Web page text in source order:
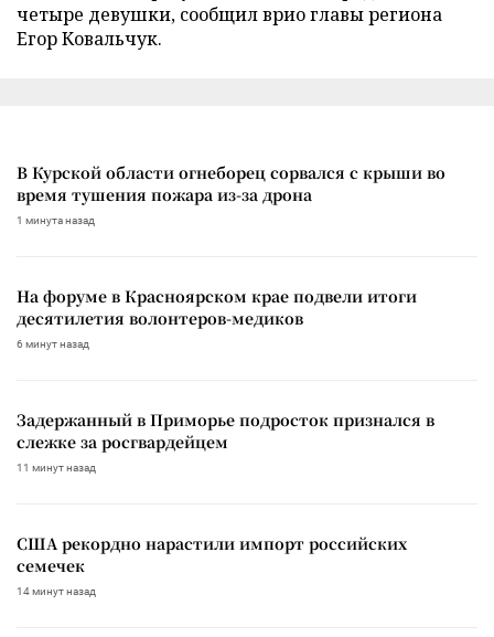
четыре девушки, сообщил врио главы региона
Егор Ковальчук.
В Курской области огнеборец сорвался с крыши во
время тушения пожара из-за дрона
1 минута назад
На форуме в Красноярском крае подвели итоги
десятилетия волонтеров-медиков
6 минут назад
Задержанный в Приморье подросток признался в
слежке за росгвардейцем
11 минут назад
США рекордно нарастили импорт российских
семечек
14 минут назад